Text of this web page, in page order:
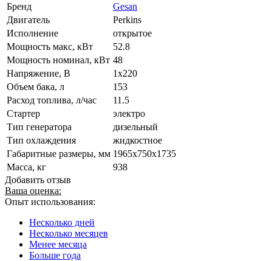
Бренд
Gesan
Двигатель
Perkins
Исполнение
открытое
Мощность макс, кВт
52.8
Мощность номинал, кВт 48
Напряжение, В
1x220
Объем бака, л
153
Расход топлива, л/час
11.5
Стартер
электро
Тип генератора
дизельный
Тип охлаждения
жидкостное
Габаритные размеры, мм 1965x750x1735
Масса, кг
938
Добавить отзыв
Ваша оценка:
Опыт использования:
Несколько дней
Несколько месяцев
Менее месяца
Больше года